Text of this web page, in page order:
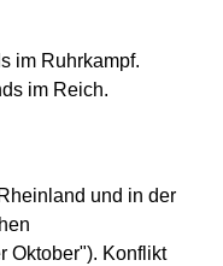
im Ruhrkampf.
im Reich.
und in der
Oktober"). Konflikt